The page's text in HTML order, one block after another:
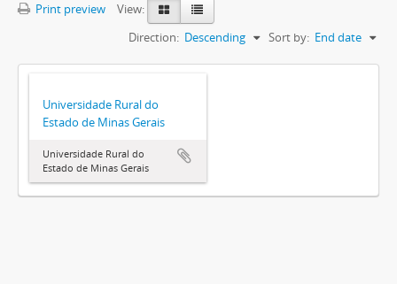
Print preview
View:
Sort by: End date
Direction: Descending
Universidade Rural do
Estado de Minas Gerais
Universidade Rural do
Estado de Minas Gerais